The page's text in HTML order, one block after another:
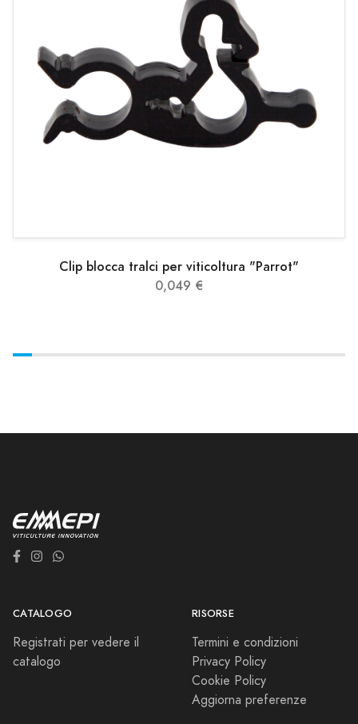
Clip blocca tralci per viticoltura "Parrot"
0,049 €
CATALOGO
Registrati per vedere il
catalogo
RISORSE
Termini e condizioni
Privacy Policy
Cookie Policy
Aggiorna preferenze